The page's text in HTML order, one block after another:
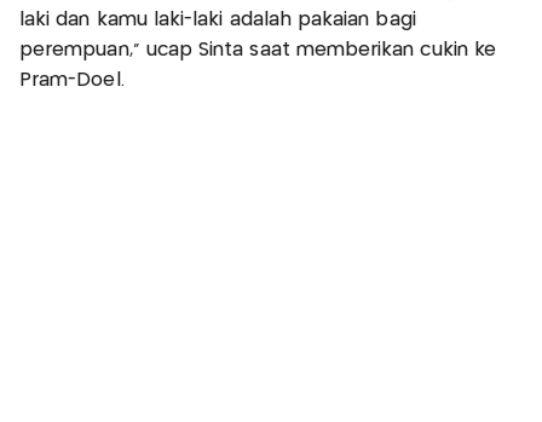
laki dan kamu laki-laki adalah pakaian bagi
perempuan," ucap Sinta saat memberikan cukin ke
Pram-Doel.